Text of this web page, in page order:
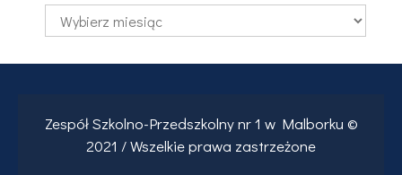
Archiwalne
wpisy:
Zespół Szkolno-Przedszkolny nr 1 w Malborku ©
2021 / Wszelkie prawa zastrzeżone